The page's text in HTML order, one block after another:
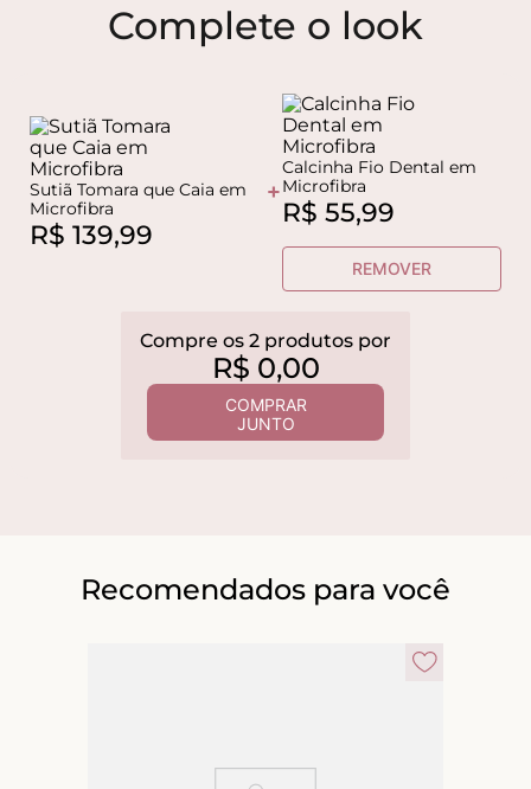
Complete o look
Sutiã Tomara que Caia em
Microfibra
R$ 139,99
+
Calcinha Fio Dental em
Microfibra
R$ 55,99
REMOVER
Compre os 2 produtos por
R$ 0,00
COMPRAR
JUNTO
Recomendados para você